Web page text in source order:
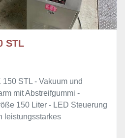
STL
STL - Vakuum und
mit Abstreifgummi -
150 Liter - LED Steuerung
leistungsstarkes